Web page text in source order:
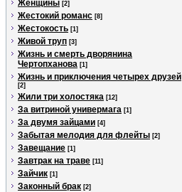
Женщины [2]
Жестокий романс [8]
Жестокость [1]
Живой труп [3]
Жизнь и смерть дворянина
Чертопханова [1]
Жизнь и приключения четырех друзей
[2]
Жили три холостяка [12]
За витриной универмага [1]
За двумя зайцами [4]
Забытая мелодия для флейты [2]
Завещание [1]
Завтрак на траве [11]
Зайчик [1]
Законный брак [2]